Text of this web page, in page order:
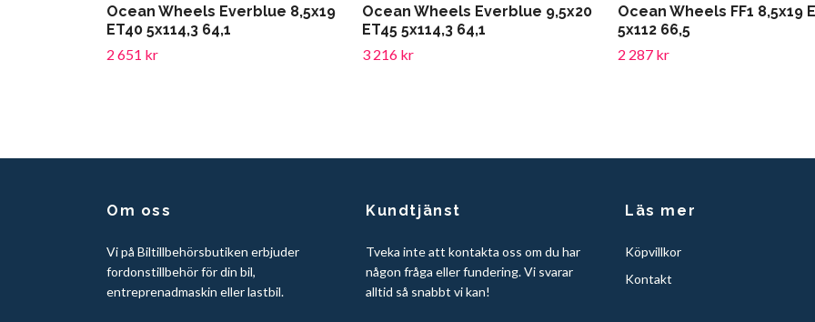
Ocean Wheels Everblue 8,5x19
ET40 5x114,3 64,1
2 651 kr
Ocean Wheels Everblue 9,5x20
ET45 5x114,3 64,1
3 216 kr
Ocean Wheels FF1 8,5x19
5x112 66,5
2 287 kr
Om oss
Vi på Biltillbehörsbutiken erbjuder
fordonstillbehör för din bil,
entreprenadmaskin eller lastbil.
Kundtjänst
Tveka inte att kontakta oss om du har
någon fråga eller fundering. Vi svarar
alltid så snabbt vi kan!
Läs mer
Köpvillkor
Kontakt